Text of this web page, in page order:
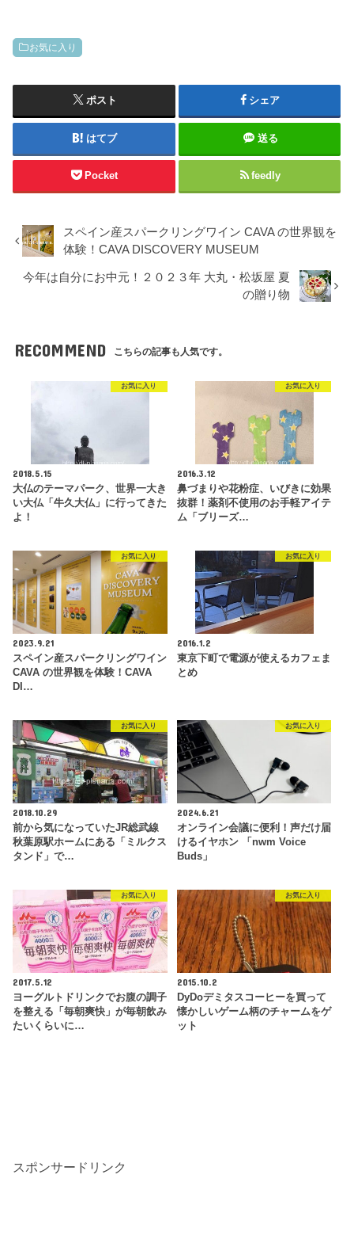
お気に入り
ポスト シェア
はてブ 送る
Pocket feedly
スペイン産スパークリングワイン CAVA の世界観を
体験！CAVA DISCOVERY MUSEUM
今年は自分にお中元！２０２３年 大丸・松坂屋 夏
の贈り物
RECOMMEND こちらの記事も人気です。
お気に入り
2018.5.15
大仏のテーマパーク、世界一大き
い大仏「牛久大仏」に行ってきた
よ！
お気に入り
2016.3.12
鼻づまりや花粉症、いびきに効果
抜群！薬剤不使用のお手軽アイテ
ム「ブリーズ…
お気に入り
2023.9.21
スペイン産スパークリングワイン
CAVA の世界観を体験！CAVA
DI…
お気に入り
2016.1.2
東京下町で電源が使えるカフェま
とめ
お気に入り
2018.10.29
前から気になっていたJR総武線
秋葉原駅ホームにある「ミルクス
タンド」で…
お気に入り
2024.6.21
オンライン会議に便利！声だけ届
けるイヤホン 「nwm Voice
Buds」
お気に入り
2017.5.12
ヨーグルトドリンクでお腹の調子
を整える「毎朝爽快」が毎朝飲み
たいくらいに…
お気に入り
2015.10.2
DyDoデミタスコーヒーを買って
懐かしいゲーム柄のチャームをゲ
ット
スポンサードリンク